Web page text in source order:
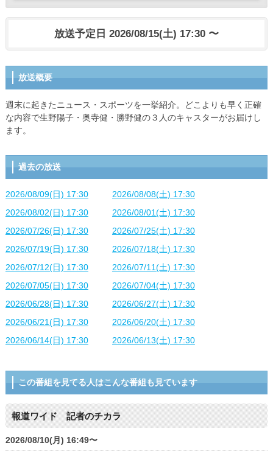
放送予定日 2026/08/15(土) 17:30 〜
放送概要
週末に起きたニュース・スポーツを一挙紹介。どこよりも早く正確
な内容で生野陽子・奥寺健・勝野健の３人のキャスターがお届けし
ます。
過去の放送
2026/08/09(日) 17:30
2026/08/08(土) 17:30
2026/08/02(日) 17:30
2026/08/01(土) 17:30
2026/07/26(日) 17:30
2026/07/25(土) 17:30
2026/07/19(日) 17:30
2026/07/18(土) 17:30
2026/07/12(日) 17:30
2026/07/11(土) 17:30
2026/07/05(日) 17:30
2026/07/04(土) 17:30
2026/06/28(日) 17:30
2026/06/27(土) 17:30
2026/06/21(日) 17:30
2026/06/20(土) 17:30
2026/06/14(日) 17:30
2026/06/13(土) 17:30
この番組を見てる人はこんな番組も見ています
報道ワイド 記者のチカラ
2026/08/10(月) 16:49〜